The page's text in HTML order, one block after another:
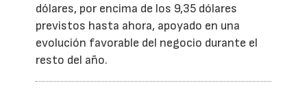
dólares, por encima de los 9,35 dólares
previstos hasta ahora, apoyado en una
evolución favorable del negocio durante el
resto del año.